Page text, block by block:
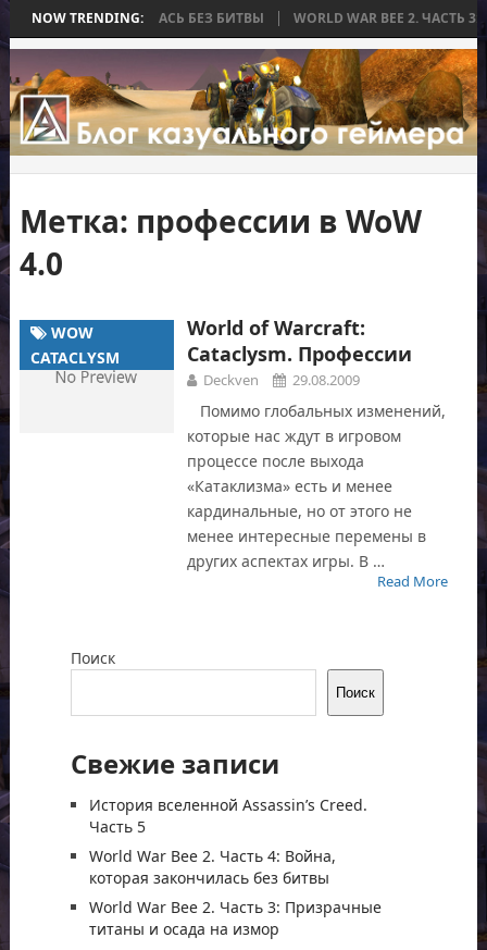
NOW TRENDING:
КОТОРАЯ ЗАКОНЧИЛАСЬ БЕЗ БИТВЫ WORLD WAR BEE 2.
Метка: профессии в WoW
4.0
WOW
CATACLYSM
World of Warcraft:
Cataclysm. Профессии
Deckven 29.08.2009
Помимо глобальных изменений,
которые нас ждут в игровом
процессе после выхода
«Катаклизма» есть и менее
кардинальные, но от этого не
менее интересные перемены в
других аспектах игры. В …
Read More
Поиск
Поиск
Свежие записи
История вселенной Assassin’s Creed.
Часть 5
World War Bee 2. Часть 4: Война,
которая закончилась без битвы
World War Bee 2. Часть 3: Призрачные
титаны и осада на измор